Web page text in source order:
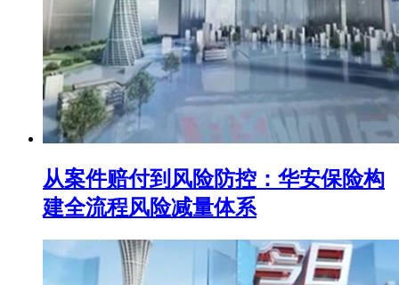
从案件赔付到风险防控：华安保险构
建全流程风险减量体系